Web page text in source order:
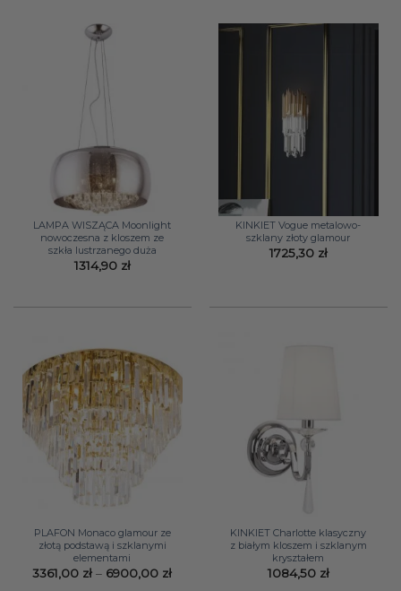
LAMPA WISZĄCA Moonlight
nowoczesna z kloszem ze
szkła lustrzanego duża
1314,90 zł
KINKIET Vogue metalowo-
szklany złoty glamour
1725,30 zł
PLAFON Monaco glamour ze
złotą podstawą i szklanymi
elementami
3361,00 zł – 6900,00 złZakres
KINKIET Charlotte klasyczny
z białym kloszem i szklanym
kryształem
1084,50 zł